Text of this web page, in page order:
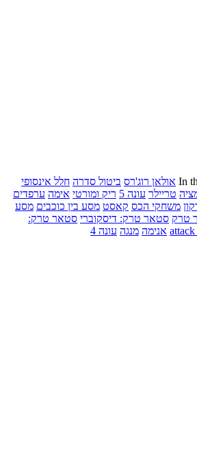
In אולאן רוג'רס ביטול סדרה חלל אינסופי
טריילר עונה 5 ריק ומורטי אימה ערפדים
משחקי הכס קאסט מסע בין כוכבים מסע
טרק סטאר טרק: דיסקוברי סטאר טרק:
אנימה מנגה עונה 4